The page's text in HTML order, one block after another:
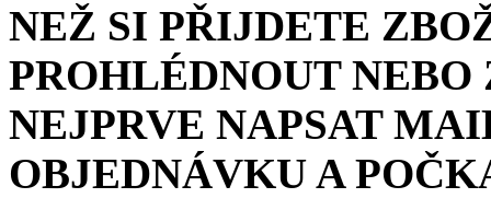
NEŽ SI PŘIJDETE
PROHLÉDNOUT
NEJPRVE NAPSAT
OBJEDNÁVKU A